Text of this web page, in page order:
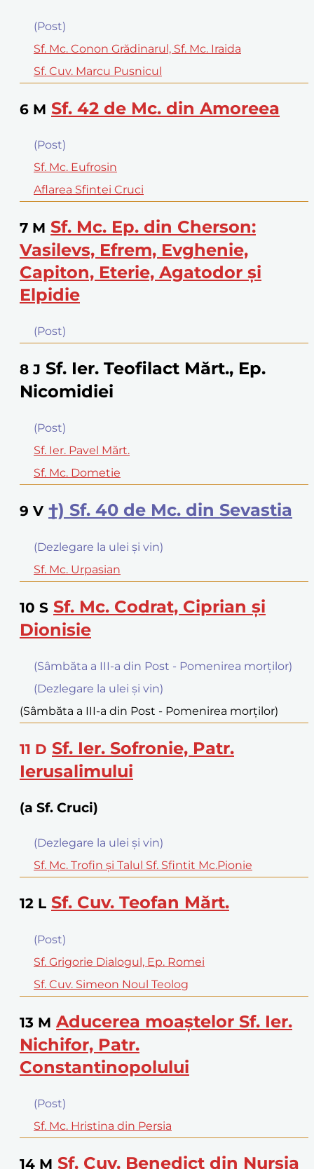
(Post)
Sf. Mc. Conon Grădinarul, Sf. Mc. Iraida
Sf. Cuv. Marcu Pusnicul
6 M Sf. 42 de Mc. din Amoreea
(Post)
Sf. Mc. Eufrosin
Aflarea Sfintei Cruci
7 M Sf. Mc. Ep. din Cherson:
Vasilevs, Efrem, Evghenie,
Capiton, Eterie, Agatodor şi
Elpidie
(Post)
8 J Sf. Ier. Teofilact Mărt., Ep.
Nicomidiei
(Post)
Sf. Ier. Pavel Mărt.
Sf. Mc. Dometie
9 V †) Sf. 40 de Mc. din Sevastia
(Dezlegare la ulei şi vin)
Sf. Mc. Urpasian
10 S Sf. Mc. Codrat, Ciprian şi
Dionisie
(Sâmbăta a III-a din Post - Pomenirea morților)
(Dezlegare la ulei şi vin)
(Sâmbăta a III-a din Post - Pomenirea morților)
11 D Sf. Ier. Sofronie, Patr.
Ierusalimului
(a Sf. Cruci)
(Dezlegare la ulei şi vin)
Sf. Mc. Trofin şi Talul Sf. Sfintit Mc.Pionie
12 L Sf. Cuv. Teofan Mărt.
(Post)
Sf. Grigorie Dialogul, Ep. Romei
Sf. Cuv. Simeon Noul Teolog
13 M Aducerea moaştelor Sf. Ier.
Nichifor, Patr.
Constantinopolului
(Post)
Sf. Mc. Hristina din Persia
14 M Sf. Cuv. Benedict din Nursia